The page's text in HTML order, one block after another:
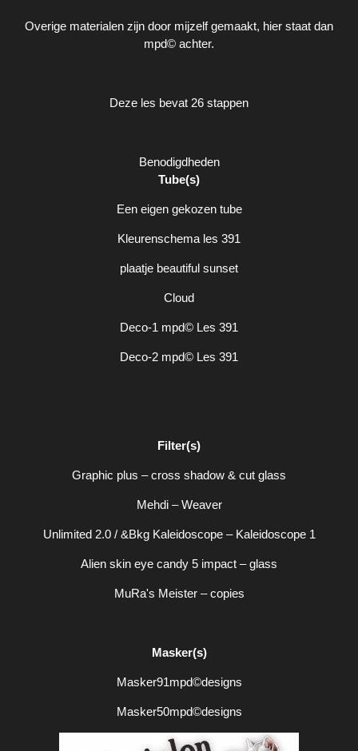
Overige materialen zijn door mijzelf gemaakt, hier staat dan
mpd© achter.
Deze les bevat 26 stappen
Benodigdheden
Tube(s)
Een eigen gekozen tube
Kleurenschema les 391
plaatje beautiful sunset
Cloud
Deco-1 mpd© Les 391
Deco-2 mpd© Les 391
Filter(s)
Graphic plus – cross shadow & cut glass
Mehdi – Weaver
Unlimited 2.0 / &Bkg Kaleidoscope – Kaleidoscope 1
Alien skin eye candy 5 impact – glass
MuRa's Meister – copies
Masker(s)
Masker91mpd©designs
Masker50mpd©designs